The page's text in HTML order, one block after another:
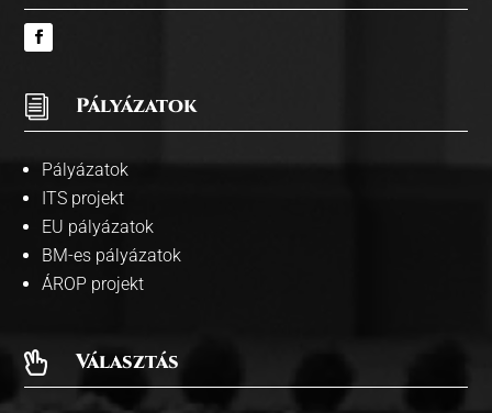
i Pályázatok
Pályázatok
ITS projekt
EU pályázatok
BM-es pályázatok
ÁROP projekt
 Választás